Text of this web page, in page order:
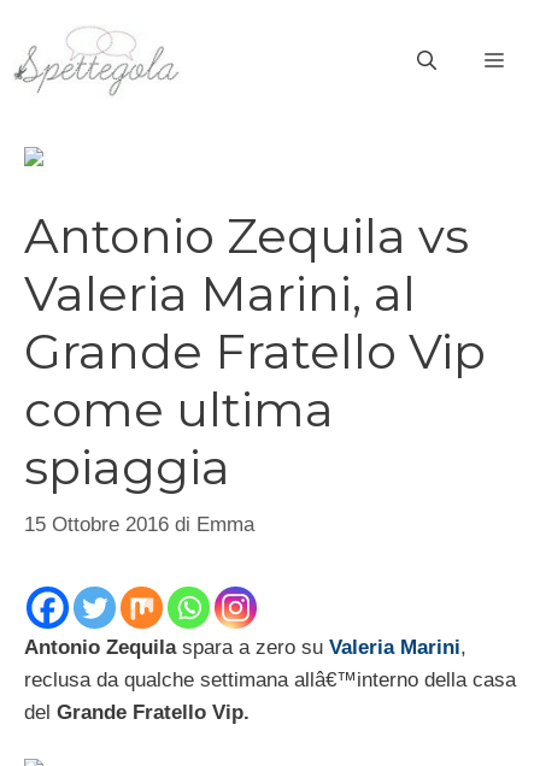
contenuto
Antonio Zequila vs
Valeria Marini, al
Grande Fratello Vip
come ultima
spiaggia
15 Ottobre 2016 di Emma
Antonio Zequilaspara a zero su Valeria Marini,
reclusa da qualche settimana allâ€™interno della casa
del Grande Fratello Vip.